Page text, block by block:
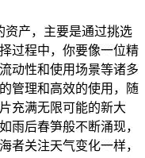
资产，主要是通过挑选
过程中，你要像一位精
动性和使用场景等诸多
管理和高效的使用，随
充满无限可能的新大
雨后春笋般不断涌现，
者关注天气变化一样，